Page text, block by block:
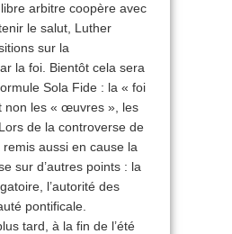
arbitre coopère avec
le salut, Luther
sur la
la foi. Bientôt cela sera
Sola Fide : la « foi
non les « œuvres », les
de la controverse de
aussi en cause la
sur d’autres points : la
l’autorité des
pontificale.
tard, à la fin de l’été